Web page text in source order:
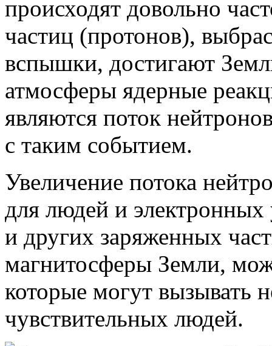
происходят довольно
частиц (протонов),
вспышки, достигают
атмосферы ядерные
являются поток
с таким событием.
Увеличение потока
для людей и электронных
и других заряженных
магнитосферы Земли,
которые могут вызывать
чувствительных людей.